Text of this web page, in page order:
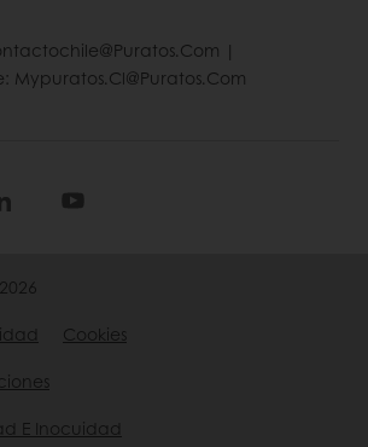
|
Mypuratos.cl@puratos.com
Cookies
E Inocuidad